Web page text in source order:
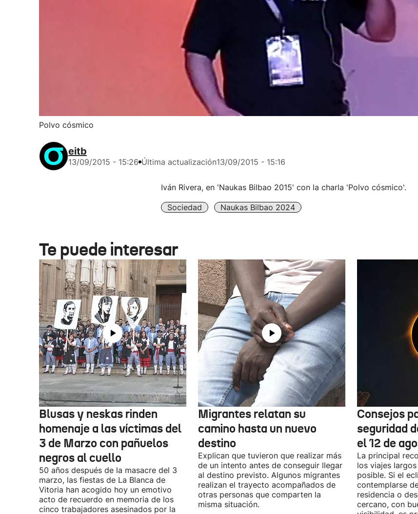
Polvo cósmico
eitb
13/09/2015 - 15:26 Última actualización13/09/2015 - 15:16
Iván Rivera, en 'Naukas Bilbao 2015' con la charla 'Polvo cósmico'.
Sociedad Naukas Bilbao 2024
Te puede interesar
Blusas y neskas rinden
homenaje a las víctimas del
3 de Marzo con pañuelos
negros al cuello
50 años después de la masacre del 3
marzo, las fiestas de La Blanca de
Vitoria han acogido hoy un emotivo
acto de recuerdo en memoria de los
cinco trabajadores asesinados por la
Migrantes relatan su
camino hasta un nuevo
destino
Explican que tuvieron que realizar más
de un intento antes de conseguir llegar
al destino previsto. Algunos migrantes
realizan el trayecto acompañados de
otras personas que comparten la
misma situación.
Consejos
seguridad
el 12 de
La principal
los viajes
posible. Si el
contemplarse
residencia o
cercano, con